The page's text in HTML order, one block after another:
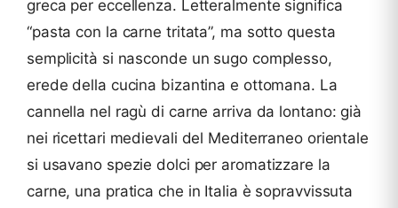
greca per eccellenza. Letteralmente significa
“pasta con la carne tritata”, ma sotto questa
semplicità si nasconde un sugo complesso,
erede della cucina bizantina e ottomana. La
cannella nel ragù di carne arriva da lontano: già
nei ricettari medievali del Mediterraneo orientale
si usavano spezie dolci per aromatizzare la
carne, una pratica che in Italia è sopravvissuta